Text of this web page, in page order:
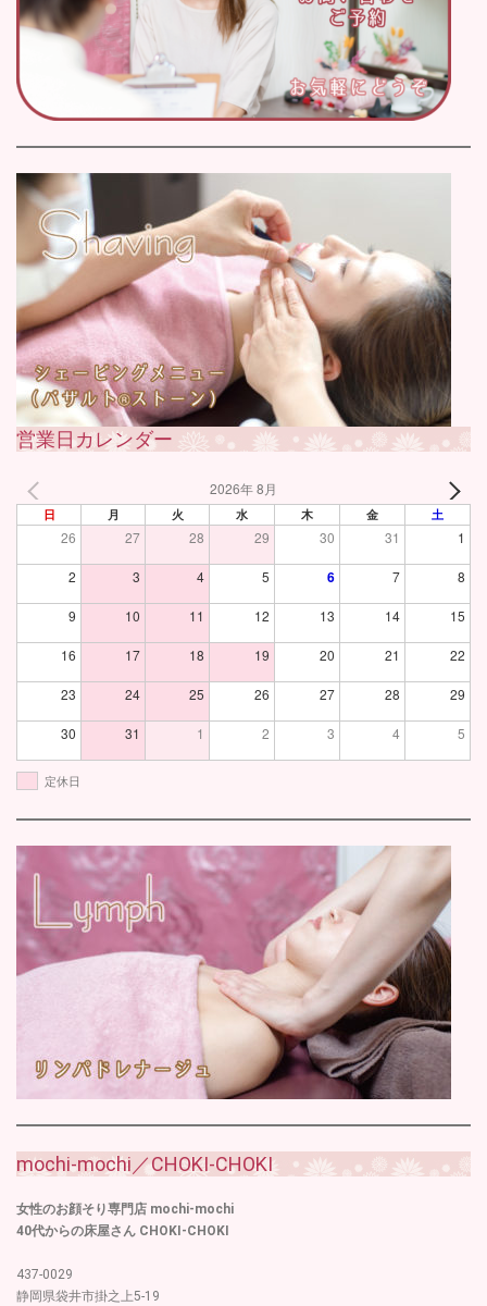
営業日カレンダー
2026年 8月
日 月 火 水 木 金 土
26 27 28 29 30 31 1
2 3 4 5 6 7 8
9 10 11 12 13 14 15
16 17 18 19 20 21 22
23 24 25 26 27 28 29
30 31 1 2 3 4 5
定休日
mochi-mochi／CHOKI-CHOKI
女性のお顔そり専門店 mochi-mochi
40代からの床屋さん CHOKI-CHOKI
437-0029
静岡県袋井市掛之上5-19